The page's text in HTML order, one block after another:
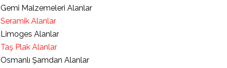
Gemi Malzemeleri Alanlar
Seramik Alanlar
Limoges Alanlar
Taş Plak Alanlar
Osmanlı Şamdan Alanlar